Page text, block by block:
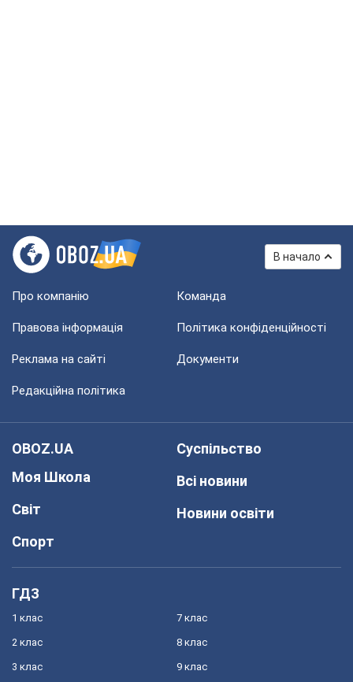
В начало
Про компанію Команда
Правова інформація Політика конфіденційності
Реклама на сайті Документи
Редакційна політика
OBOZ.UA
Моя Школа
Світ
Спорт
Суспільство
Всі новини
Новини освіти
ГДЗ
1 клас
2 клас
3 клас
7 клас
8 клас
9 клас